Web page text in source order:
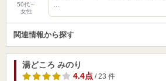
50代～
女性
関連情報から探す
湯どころ みのり
4.4点/ 23 件